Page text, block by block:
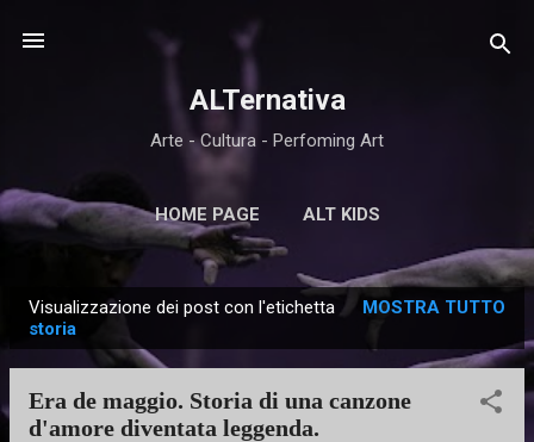
Passa ai contenuti principali
ALTernativa
Arte - Cultura - Perfoming Art
HOME PAGE ALT KIDS
o
Visualizzazione dei post con l'etichetta
storia
MOSTRA TUTTO
Era de maggio. Storia di una canzone
d'amore diventata leggenda.